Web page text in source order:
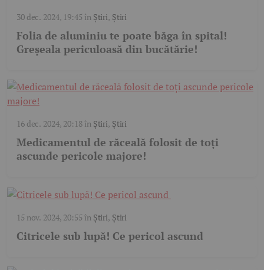
30 dec. 2024, 19:45 în Știri, Știri
Folia de aluminiu te poate băga în spital!
Greșeala periculoasă din bucătărie!
16 dec. 2024, 20:18în Știri, Știri
Medicamentul de răceală folosit de toți
ascunde pericole majore!
15 nov. 2024, 20:55 în Știri, Știri
Citricele sub lupă! Ce pericol ascund